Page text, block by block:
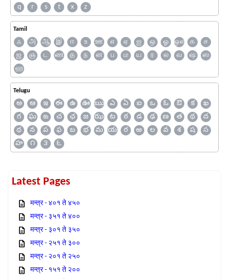
q
r s t x z
Tamil
ஃ அ ஆ இ ஈ உ ஊ எ ஏ ஐ ஒ ஓ ஔ க
ச
ஜ
ஞ ட ண த ந ன ப ம ய ர ல வ ஷ
ஸ
ஹ
Telugu
అ ఆ ఇ ఈ ఉ ఊ ఋ ఎ ఏ ఐ ఒ ఓ ఔ క
ఖ
గ
ఘ ఙ చ ఛ జ ఝ ట ఠ డ ఢ ణ త థ
ద
ధ
న ప ఫ బ భ మ య ర ఱ ల వ శ ష
స
హ
౧ ౩ ౬
Latest Pages
मन्त्र - ४०१ ते ४५०
मन्त्र - ३५१ ते ४००
मन्त्र - ३०१ ते ३५०
मन्त्र - २५१ ते ३००
मन्त्र - २०१ ते २५०
मन्त्र - १५१ ते २००